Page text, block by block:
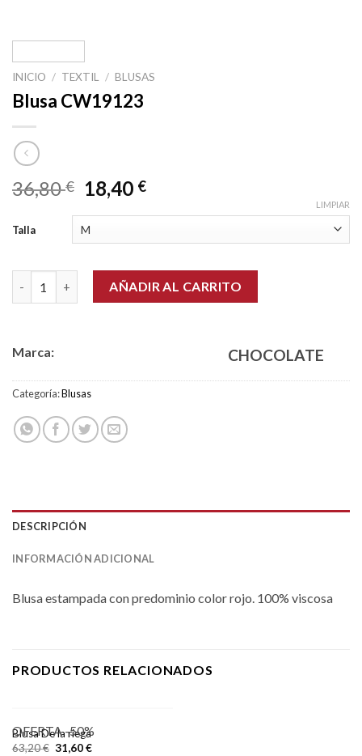
INICIO / TEXTIL / BLUSAS
Blusa CW19123
36,80€ 18,40 €
Talla
LIMPIAR
Blusa CW19123 cantidadAÑADIR AL CARRITO
Marca: CHOCOLATE
Categoría:Blusas
DESCRIPCIÓN
INFORMACIÓN ADICIONAL
Blusa estampada con predominio color rojo. 100% viscosa
PRODUCTOS RELACIONADOS
OFERTA -50%
Blusa De la riega
63,20€ 31,60€